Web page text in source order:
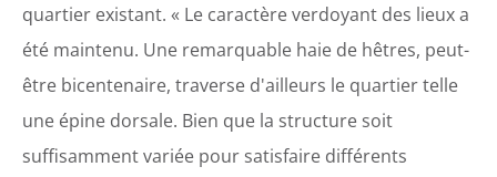
quartier existant. « Le caractère verdoyant des lieux a
été maintenu. Une remarquable haie de hêtres, peut-
être bicentenaire, traverse d'ailleurs le quartier telle
une épine dorsale. Bien que la structure soit
suffisamment variée pour satisfaire différents